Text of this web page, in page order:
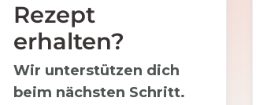
Rezept
erhalten?
Wir unterstützen dich
beim nächsten Schritt.